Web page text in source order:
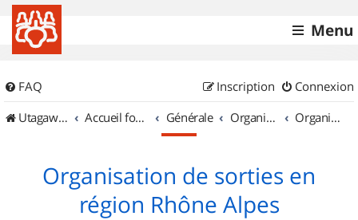
Menu
FAQ Connexion
Inscription
UtagawaVTT (Randos VTT et VTTAE avec traces GPS)
Accueil forum Générale Organisation de sorties & Recherche de partenaires Organisation de sorties en région Rhône Alpes
Organisation de sorties en
région Rhône Alpes